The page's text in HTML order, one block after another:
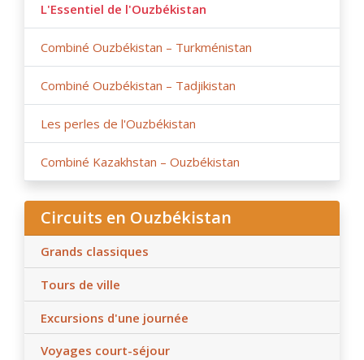
L'Essentiel de l'Ouzbékistan
Combiné Ouzbékistan – Turkménistan
Combiné Ouzbékistan – Tadjikistan
Les perles de l'Ouzbékistan
Combiné Kazakhstan – Ouzbékistan
Circuits en Ouzbékistan
Grands classiques
Tours de ville
Excursions d'une journée
Voyages court-séjour